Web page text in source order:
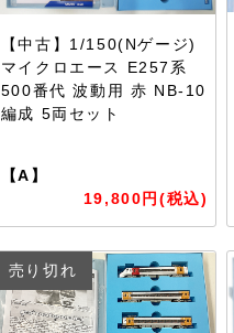
【中古】1/150(Nゲージ)
マイクロエース E257系
500番代 波動用 赤 NB-10
編成 5両セット
【A】
19,800円(税込)
売り切れ